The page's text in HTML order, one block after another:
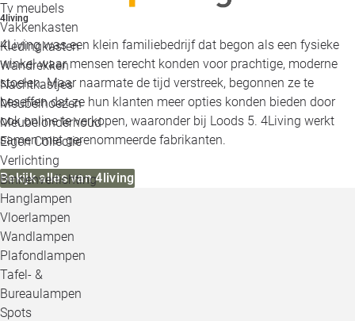
Tv meubels
Vakkenkasten
Kledingkasten
Wandrekken
Nachtkastjes
Meubelhoezen
Meubelonderhoud
Eigen Collectie
Verlichting
Binnenverlichting
Hanglampen
Vloerlampen
Wandlampen
Plafondlampen
Tafel- &
Bureaulampen
Spots
4living
4Living was een klein familiebedrijf dat begon als een fysieke
winkel waar mensen terecht konden voor prachtige, moderne
stoelen. Maar naarmate de tijd verstreek, begonnen ze te
beseffen dat ze hun klanten meer opties konden bieden door
ook online te verkopen, waaronder bij Loods 5. 4Living werkt
samen met gerenommeerde fabrikanten.
Bekijk alles van 4living